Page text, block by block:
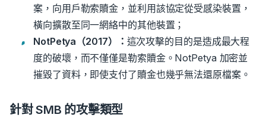
案，向用戶勒索贖金，並利用該協定從受感染裝置，
橫向擴散至同一網絡中的其他裝置；
NotPetya（2017）： 這次攻擊的目的是造成最大程
度的破壞，而不僅僅是勒索贖金。NotPetya 加密並
摧毀了資料，即使支付了贖金也幾乎無法還原檔案。
針對 SMB 的攻擊類型